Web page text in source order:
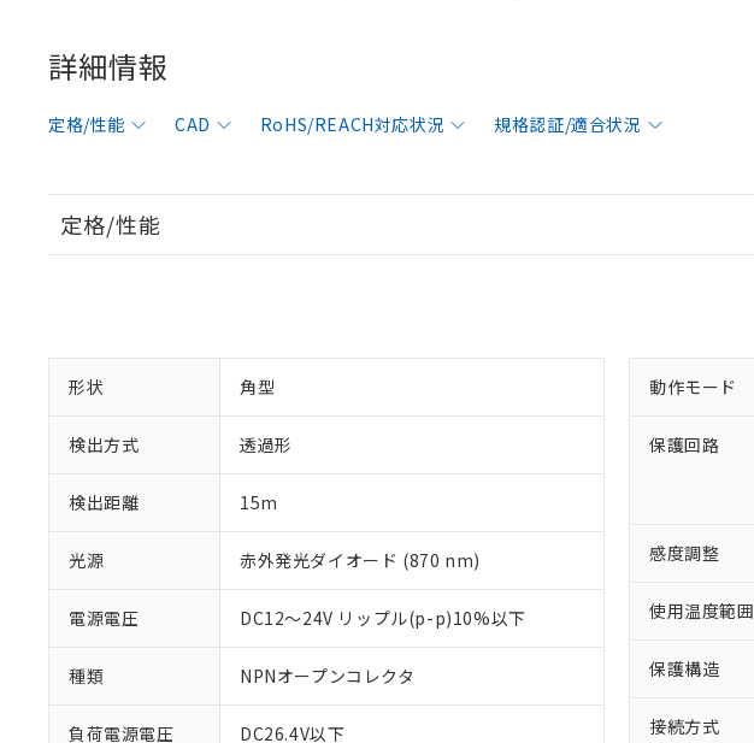
詳細情報
定格/性能 CAD RoHS/REACH対応状況 規格認証/適合状況
定格/性能
形状 角型
検出方式 透過形
検出距離 15m
光源 赤外発光ダイオード (870 nm)
電源電圧 DC12～24V リップル(p-p)10%以下
種類 NPNオープンコレクタ
負荷電源電圧 DC26.4V以下
動作モード
保護回路
感度調整
使用温度範囲
保護構造
接続方式